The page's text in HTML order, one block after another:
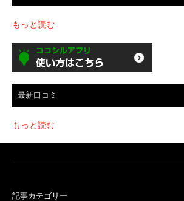
もっと読む
最新口コミ
もっと読む
記事カテゴリー